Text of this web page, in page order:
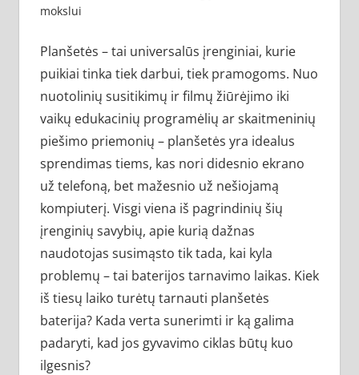
mokslui
Planšetės – tai universalūs įrenginiai, kurie
puikiai tinka tiek darbui, tiek pramogoms. Nuo
nuotolinių susitikimų ir filmų žiūrėjimo iki
vaikų edukacinių programėlių ar skaitmeninių
piešimo priemonių – planšetės yra idealus
sprendimas tiems, kas nori didesnio ekrano
už telefoną, bet mažesnio už nešiojamą
kompiuterį. Visgi viena iš pagrindinių šių
įrenginių savybių, apie kurią dažnas
naudotojas susimąsto tik tada, kai kyla
problemų – tai baterijos tarnavimo laikas. Kiek
iš tiesų laiko turėtų tarnauti planšetės
baterija? Kada verta sunerimti ir ką galima
padaryti, kad jos gyvavimo ciklas būtų kuo
ilgesnis?